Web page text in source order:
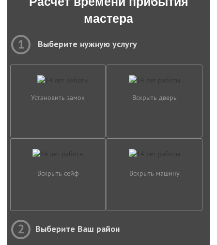
мастера
1 Выберите нужную услугу
Установить замок Вскрыть дверь
Вскрыть сейф Вскрыть машину
2 Выберите Ваш район